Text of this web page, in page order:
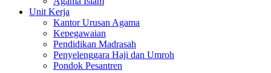
Unit Kerja
Kantor Urusan Agama
Kepegawaian
Pendidikan Madrasah
Penyelenggara Haji dan Umroh
Pondok Pesantren